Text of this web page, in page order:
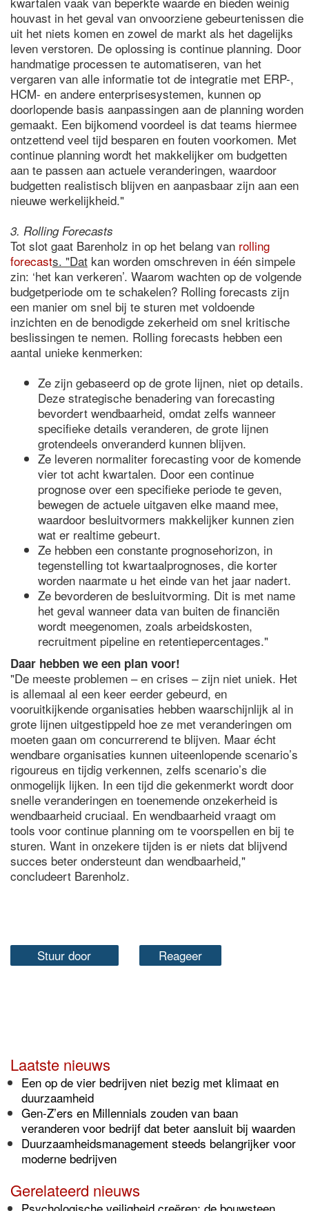
houvast in het geval van onvoorziene gebeurtenissen die
uit het niets komen en zowel de markt als het dagelijks
leven verstoren. De oplossing is continue planning. Door
handmatige processen te automatiseren, van het
vergaren van alle informatie tot de integratie met ERP-,
HCM- en andere enterprisesystemen, kunnen op
doorlopende basis aanpassingen aan de planning worden
gemaakt. Een bijkomend voordeel is dat teams hiermee
ontzettend veel tijd besparen en fouten voorkomen. Met
continue planning wordt het makkelijker om budgetten
aan te passen aan actuele veranderingen, waardoor
budgetten realistisch blijven en aanpasbaar zijn aan een
nieuwe werkelijkheid."
3. Rolling Forecasts
Tot slot gaat Barenholz in op het belang van rolling
forecasts. "Dat kan worden omschreven in één simpele
zin: ‘het kan verkeren’. Waarom wachten op de volgende
budgetperiode om te schakelen? Rolling forecasts zijn
een manier om snel bij te sturen met voldoende
inzichten en de benodigde zekerheid om snel kritische
beslissingen te nemen. Rolling forecasts hebben een
aantal unieke kenmerken:
Ze zijn gebaseerd op de grote lijnen, niet op details.
Deze strategische benadering van forecasting
bevordert wendbaarheid, omdat zelfs wanneer
specifieke details veranderen, de grote lijnen
grotendeels onveranderd kunnen blijven.
Ze leveren normaliter forecasting voor de komende
vier tot acht kwartalen. Door een continue
prognose over een specifieke periode te geven,
bewegen de actuele uitgaven elke maand mee,
waardoor besluitvormers makkelijker kunnen zien
wat er realtime gebeurt.
Ze hebben een constante prognosehorizon, in
tegenstelling tot kwartaalprognoses, die korter
worden naarmate u het einde van het jaar nadert.
Ze bevorderen de besluitvorming. Dit is met name
het geval wanneer data van buiten de financiën
wordt meegenomen, zoals arbeidskosten,
recruitment pipeline en retentiepercentages."
Daar hebben we een plan voor!
"De meeste problemen – en crises – zijn niet uniek. Het
is allemaal al een keer eerder gebeurd, en
vooruitkijkende organisaties hebben waarschijnlijk al in
grote lijnen uitgestippeld hoe ze met veranderingen om
moeten gaan om concurrerend te blijven. Maar écht
wendbare organisaties kunnen uiteenlopende scenario’s
rigoureus en tijdig verkennen, zelfs scenario’s die
onmogelijk lijken. In een tijd die gekenmerkt wordt door
snelle veranderingen en toenemende onzekerheid is
wendbaarheid cruciaal. En wendbaarheid vraagt om
tools voor continue planning om te voorspellen en bij te
sturen. Want in onzekere tijden is er niets dat blijvend
succes beter ondersteunt dan wendbaarheid,"
concludeert Barenholz.
Stuur door Reageer
Laatste nieuws
Een op de vier bedrijven niet bezig met klimaat en
duurzaamheid
Gen-Z’ers en Millennials zouden van baan
veranderen voor bedrijf dat beter aansluit bij waarden
Duurzaamheidsmanagement steeds belangrijker voor
moderne bedrijven
Gerelateerd nieuws